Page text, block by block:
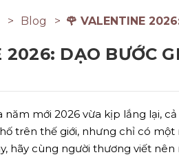
Blog 🌹 VALENTINE
2026: DẠO BƯỚC
năm mới 2026 vừa kịp lắng lại,
trên thế giới, nhưng chỉ có
hãy cùng người thương viết